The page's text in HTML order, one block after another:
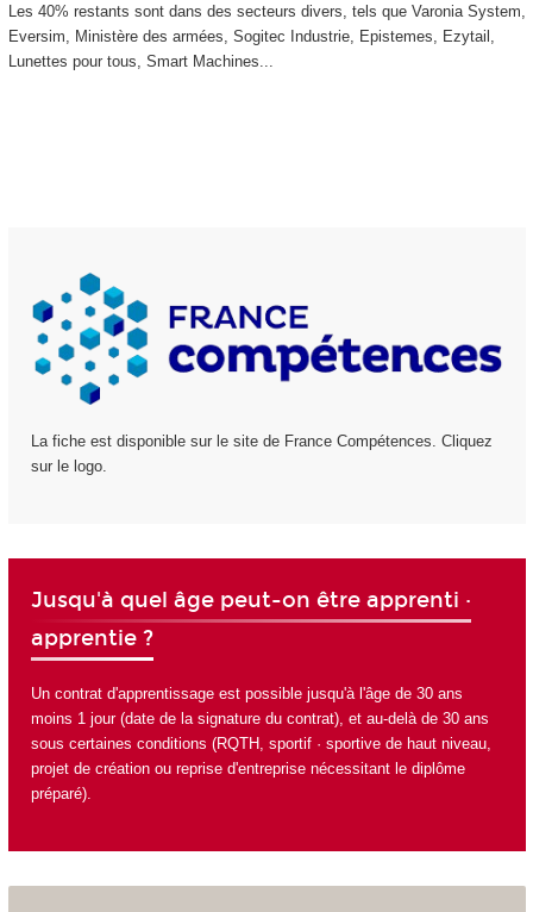
Les 40% restants sont dans des secteurs divers, tels que Varonia System,
Eversim, Ministère des armées, Sogitec Industrie, Epistemes, Ezytail,
Lunettes pour tous, Smart Machines...
La fiche est disponible sur le site de France Compétences. Cliquez
sur le logo.
Jusqu'à quel âge peut-on être apprenti ·
apprentie ?
Un contrat d'apprentissage est possible jusqu'à l'âge de 30 ans
moins 1 jour (date de la signature du contrat), et au-delà de 30 ans
sous certaines conditions (RQTH, sportif · sportive de haut niveau,
projet de création ou reprise d'entreprise nécessitant le diplôme
préparé).